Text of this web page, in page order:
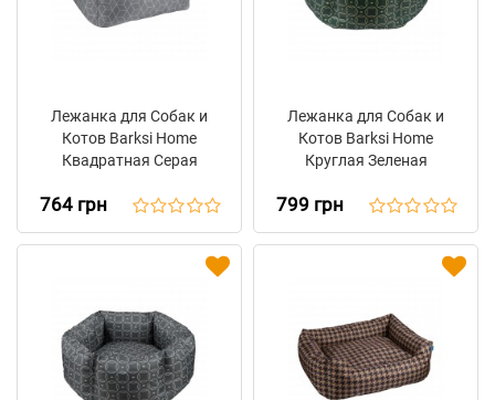
Лежанка для Собак и
Котов Barksi Home
Квадратная Серая
764 грн
Лежанка для Собак и
Котов Barksi Home
Круглая Зеленая
799 грн